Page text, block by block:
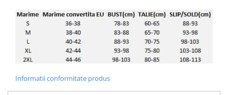
Informatii conformitate produs